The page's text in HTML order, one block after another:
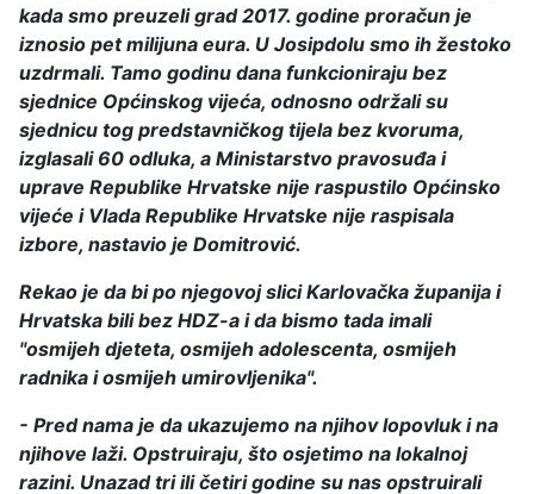
kada smo preuzeli grad 2017. godine proračun je
iznosio pet milijuna eura. U Josipdolu smo ih žestoko
uzdrmali. Tamo godinu dana funkcioniraju bez
sjednice Općinskog vijeća, odnosno održali su
sjednicu tog predstavničkog tijela bez kvoruma,
izglasali 60 odluka, a Ministarstvo pravosuđa i
uprave Republike Hrvatske nije raspustilo Općinsko
vijeće i Vlada Republike Hrvatske nije raspisala
izbore, nastavio je Domitrović.
Rekao je da bi po njegovoj slici Karlovačka županija i
Hrvatska bili bez HDZ-a i da bismo tada imali
"osmijeh djeteta, osmijeh adolescenta, osmijeh
radnika i osmijeh umirovljenika".
- Pred nama je da ukazujemo na njihov lopovluk i na
njihove laži. Opstruiraju, što osjetimo na lokalnoj
razini. Unazad tri ili četiri godine su nas opstruirali